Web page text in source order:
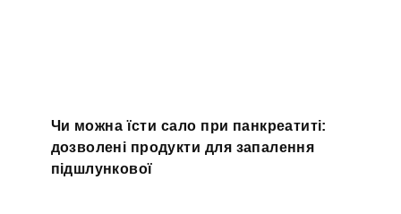
Чи можна їсти сало при панкреатиті:
дозволені продукти для запалення
підшлункової